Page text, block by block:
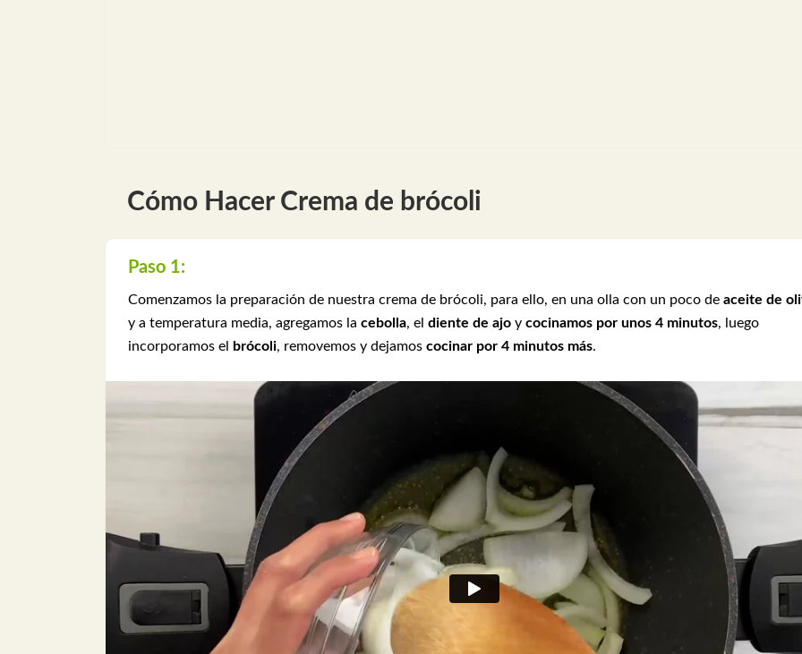
Cómo Hacer Crema de brócoli
Paso 1:
Comenzamos la preparación de nuestra crema de brócoli, para ello, en una olla con un poco de aceite de
y a temperatura media, agregamos la cebolla, el diente de ajo y cocinamos por unos 4 minutos, luego
incorporamos el
brócoli, removemos y dejamos cocinar por 4 minutos más.